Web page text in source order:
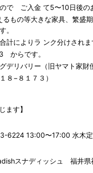
で ご入金 て5〜10日後の
るもの等大きな家具、繁
。
計によりラ ンク分けされま
からです。
デリバリー （旧ヤマト家財
８−８１７３）
ます】
6224 13:00〜17:00 水木
スナディッシュ 福井